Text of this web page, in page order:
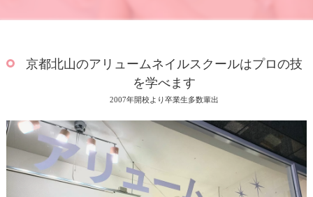
京都北山のアリュームネイルスクールはプロの技
を学べます
2007年開校より卒業生多数輩出